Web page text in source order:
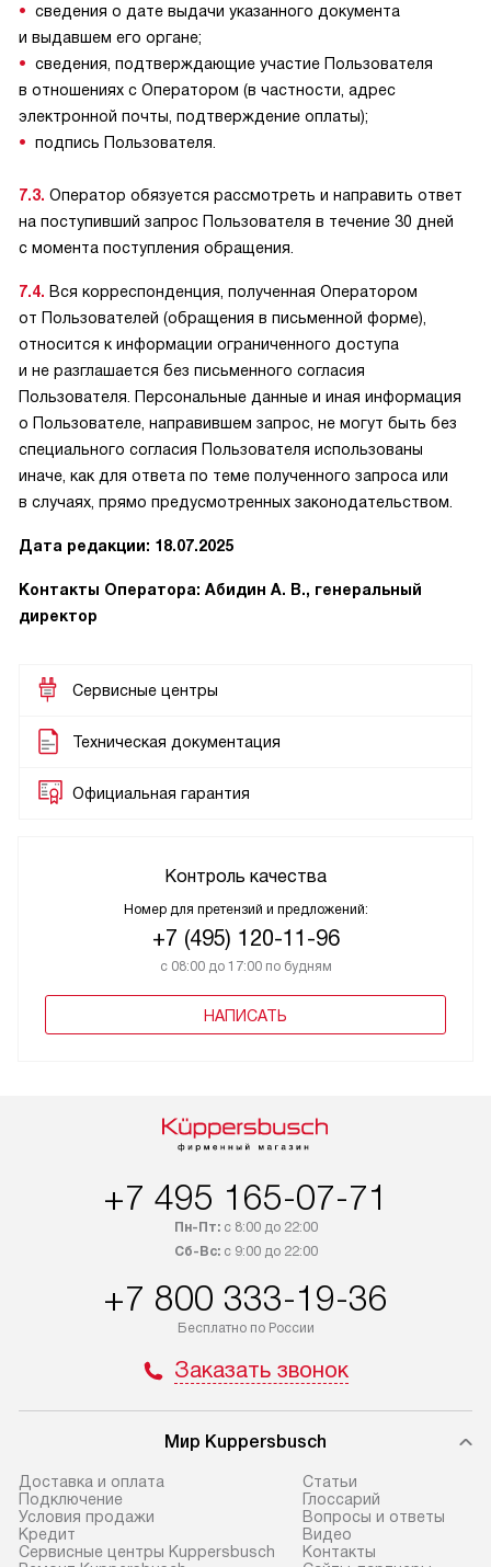
сведения о дате выдачи указанного документа
и выдавшем его органе;
сведения, подтверждающие участие Пользователя
в отношениях с Оператором (в частности, адрес
электронной почты, подтверждение оплаты);
подпись Пользователя.
7.3. Оператор обязуется рассмотреть и направить ответ
на поступивший запрос Пользователя в течение 30 дней
с момента поступления обращения.
7.4. Вся корреспонденция, полученная Оператором
от Пользователей (обращения в письменной форме),
относится к информации ограниченного доступа
и не разглашается без письменного согласия
Пользователя. Персональные данные и иная информация
о Пользователе, направившем запрос, не могут быть без
специального согласия Пользователя использованы
иначе, как для ответа по теме полученного запроса или
в случаях, прямо предусмотренных законодательством.
Дата редакции: 18.07.2025
Контакты Оператора: Абидин А. В., генеральный
директор
Сервисные центры
Техническая документация
Официальная гарантия
Контроль качества
Номер для претензий и предложений:
+7 (495) 120-11-96
с 08:00 до 17:00 по будням
НАПИСАТЬ
+7 495 165-07-71
Пн-Пт:с 8:00 до 22:00
Сб-Вс:с 9:00 до 22:00
+7 800 333-19-36
Бесплатно по России
Заказать звонок
Мир Kuppersbusch
Доставка и оплата
Подключение
Условия продажи
Кредит
Сервисные центры Kuppersbusch
Cтатьи
Глоссарий
Вопросы и ответы
Видео
Контакты